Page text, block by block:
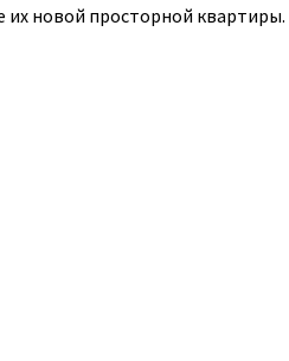
новой просторной